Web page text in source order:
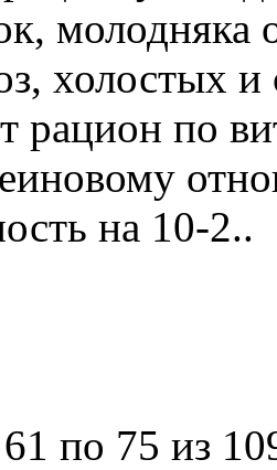
молодняка
холостых
рацион по
на 10-2..
по 75 из